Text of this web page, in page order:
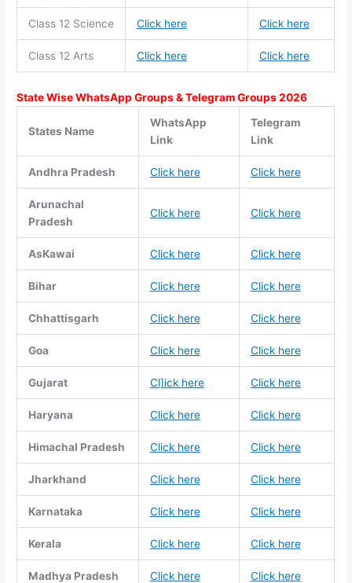
Class 12 Science Click here Click here
Class 12 Arts Click here Click here
State Wise WhatsApp Groups & Telegram Groups 2026
States Name
WhatsApp
Link
Telegram
Link
Andhra Pradesh Click here Click here
Arunachal
Pradesh
Click here Click here
AsKawai Click here Click here
Bihar Click here Click here
Chhattisgarh Click here Click here
Goa Click here Click here
Gujarat Cl]ick here Click here
Haryana Click here Click here
Himachal Pradesh Click here Click here
Jharkhand Click here Click here
Karnataka Click here Click here
Kerala Click here Click here
Madhya Pradesh Click here Click here